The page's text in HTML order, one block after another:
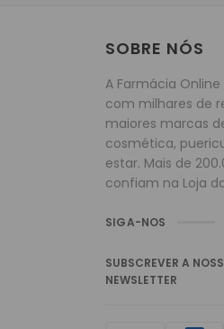
SOBRE NÓS
A Farmácia
com milhares de
maiores marcas
cosmética,
estar. Mais de
confiam na Loja
SIGA-NOS
SUBSCREVER A
NEWSLETTER